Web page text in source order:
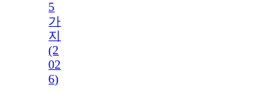
5
가
지
(2
02
6)